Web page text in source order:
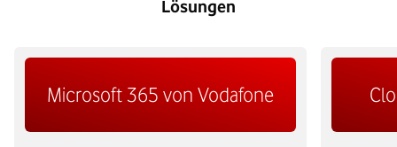
Lösungen
Microsoft 365 von Vodafone